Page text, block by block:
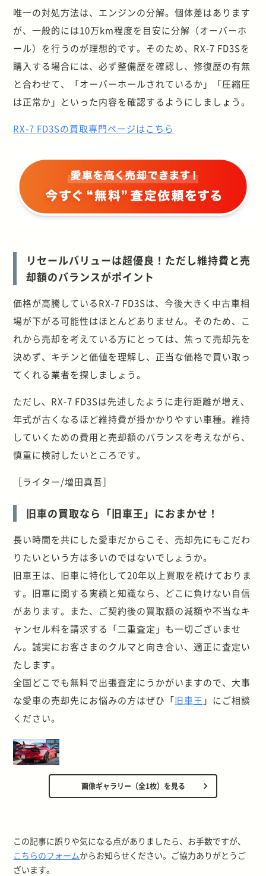
唯一の対処方法は、エンジンの分解。個体差はあります
が、一般的には10万km程度を目安に分解（オーバーホ
ール）を行うのが理想的です。そのため、RX-7 FD3Sを
購入する場合には、必ず整備歴を確認し、修復歴の有無
と合わせて、「オーバーホールされているか」「圧縮圧
は正常か」といった内容を確認するようにしましょう。
RX-7 FD3Sの買取専門ページはこちら
リセールバリューは超優良！ただし維持費と売
却額のバランスがポイント
価格が高騰しているRX-7 FD3Sは、今後大きく中古車相
場が下がる可能性はほとんどありません。そのため、こ
れから売却を考えている方にとっては、焦って売却先を
決めず、キチンと価値を理解し、正当な価格で買い取っ
てくれる業者を探しましょう。
ただし、RX-7 FD3Sは先述したように走行距離が増え、
年式が古くなるほど維持費が掛かかりやすい車種。維持
していくための費用と売却額のバランスを考えながら、
慎重に検討したいところです。
［ライター/増田真吾］
旧車の買取なら「旧車王」におまかせ！
長い時間を共にした愛車だからこそ、売却先にもこだわ
りたいという方は多いのではないでしょうか。
旧車王は、旧車に特化して20年以上買取を続けておりま
す。旧車に関する実績と知識なら、どこに負けない自信
があります。また、ご契約後の買取額の減額や不当なキ
ャンセル料を請求する「二重査定」も一切ございませ
ん。誠実にお客さまのクルマと向き合い、適正に査定い
たします。
全国どこでも無料で出張査定にうかがいますので、大事
な愛車の売却先にお悩みの方はぜひ「旧車王 」にご相談
ください。
画像ギャラリー（全1枚）を見る
この記事に誤りや気になる点がありましたら、お手数ですが、
こちらのフォームからお知らせください。ご協力ありがとうご
ざいます。